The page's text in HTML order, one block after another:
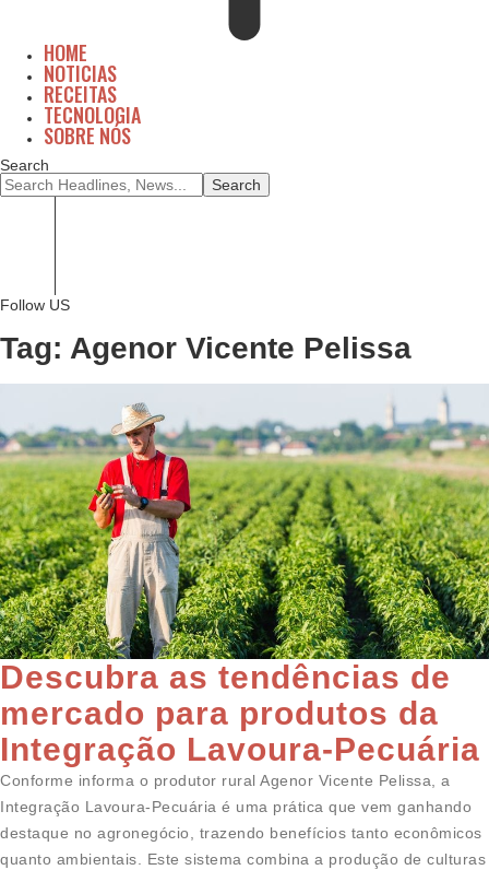
HOME
NOTICIAS
RECEITAS
TECNOLOGIA
SOBRE NÓS
Search
Follow US
Tag: Agenor Vicente Pelissa
Descubra as tendências de
mercado para produtos da
Integração Lavoura-Pecuária
Conforme informa o produtor rural Agenor Vicente Pelissa, a
Integração Lavoura-Pecuária é uma prática que vem ganhando
destaque no agronegócio, trazendo benefícios tanto econômicos
quanto ambientais. Este sistema combina a produção de culturas